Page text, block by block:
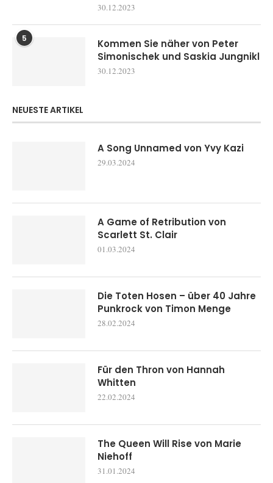
30.12.2023
5
Kommen Sie näher von Peter
Simonischek und Saskia Jungnikl
30.12.2023
NEUESTE ARTIKEL
A Song Unnamed von Yvy Kazi
29.03.2024
A Game of Retribution von
Scarlett St. Clair
01.03.2024
Die Toten Hosen – über 40 Jahre
Punkrock von Timon Menge
28.02.2024
Für den Thron von Hannah
Whitten
22.02.2024
The Queen Will Rise von Marie
Niehoff
31.01.2024